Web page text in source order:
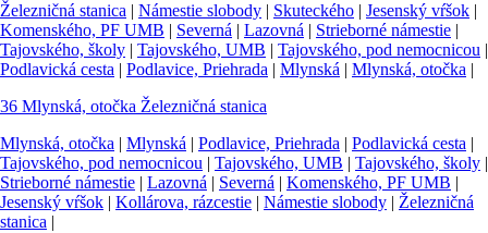
Železničná stanica | Námestie slobody | Skuteckého | Jesenský vŕšok |
Komenského, PF UMB | Severná | Lazovná | Strieborné námestie |
Tajovského, školy | Tajovského, UMB | Tajovského, pod nemocnicou |
Podlavická cesta | Podlavice, Priehrada | Mlynská | Mlynská, otočka |
36 Mlynská, otočka Železničná stanica
Mlynská, otočka | Mlynská | Podlavice, Priehrada | Podlavická cesta |
Tajovského, pod nemocnicou | Tajovského, UMB | Tajovského, školy |
Strieborné námestie | Lazovná | Severná | Komenského, PF UMB |
Jesenský vŕšok | Kollárova, rázcestie | Námestie slobody | Železničná
stanica |